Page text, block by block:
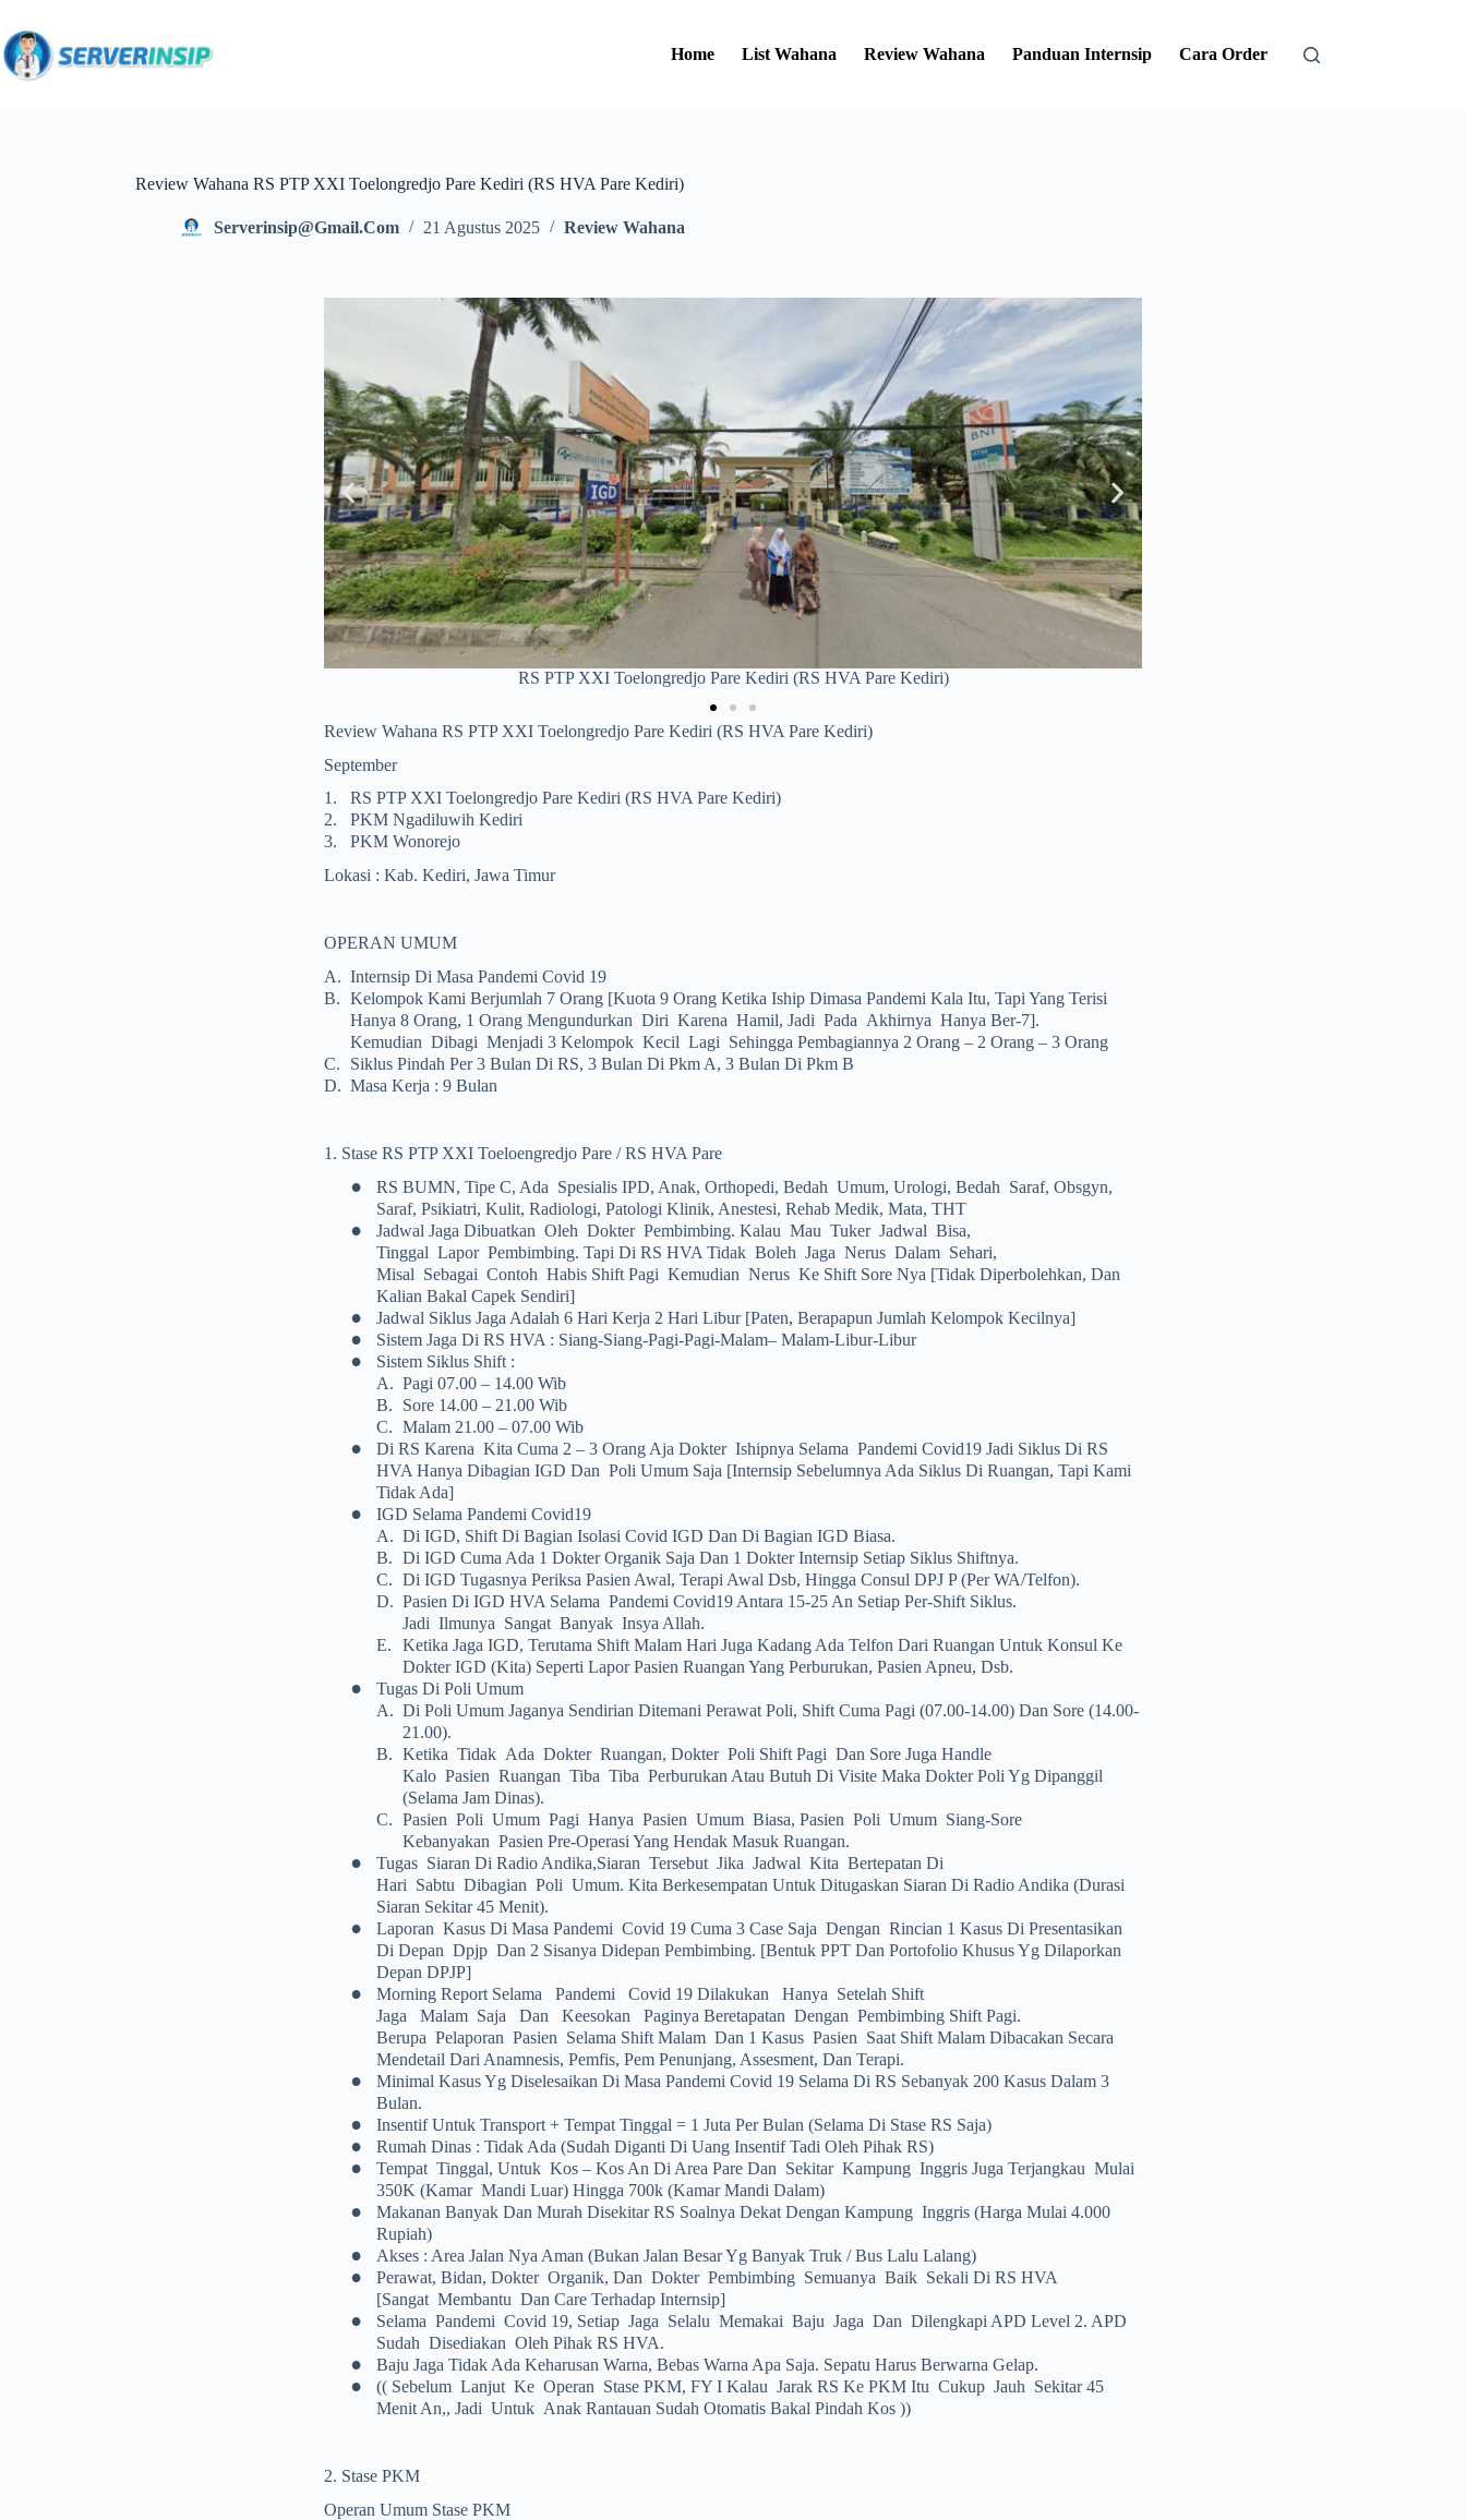
Home List Wahana Review Wahana Panduan Internsip Cara Order
Review Wahana RS PTP XXI Toelongredjo Pare Kediri (RS HVA Pare Kediri)
Serverinsip@gmail.com 21 Agustus 2025 Review Wahana
PKM Ngadiluwih Kediri
Review Wahana RS PTP XXI Toelongredjo Pare Kediri (RS HVA Pare Kediri)
September
1.
RS PTP XXI Toelongredjo Pare Kediri (RS HVA Pare Kediri)
2.
PKM Ngadiluwih Kediri
3.
PKM Wonorejo
Lokasi : Kab. Kediri, Jawa Timur
OPERAN UMUM
A. Internsip Di Masa Pandemi Covid 19
B. Kelompok Kami Berjumlah 7 Orang [kuota 9 Orang Ketika Iship Dimasa Pandemi Kala Itu, Tapi Yang Terisi
Hanya 8 Orang, 1 Orang Mengundurkan Diri Karena Hamil, Jadi Pada Akhirnya Hanya Ber-7].
Kemudian Dibagi Menjadi 3 Kelompok Kecil Lagi Sehingga Pembagiannya 2 Orang – 2 Orang – 3 Orang
C.
Siklus Pindah Per 3 Bulan Di RS, 3 Bulan Di Pkm A, 3 Bulan Di Pkm B
D. Masa Kerja : 9 Bulan
1. Stase RS PTP XXI Toeloengredjo Pare / RS HVA Pare
•
RS BUMN, Tipe C, Ada Spesialis IPD, Anak, Orthopedi, Bedah Umum, Urologi, Bedah Saraf, Obsgyn,
Saraf, Psikiatri, Kulit, Radiologi, Patologi Klinik, Anestesi, Rehab Medik, Mata, THT
•
Jadwal Jaga Dibuatkan Oleh Dokter Pembimbing. Kalau Mau Tuker Jadwal Bisa,
Tinggal Lapor Pembimbing. Tapi Di RS HVA Tidak Boleh Jaga Nerus Dalam Sehari,
Misal Sebagai Contoh Habis Shift Pagi Kemudian Nerus Ke Shift Sore Nya [tidak Diperbolehkan, Dan
Kalian Bakal Capek Sendiri]
• Jadwal Siklus Jaga Adalah 6 Hari Kerja 2 Hari Libur [Paten, Berapapun Jumlah Kelompok Kecilnya]
• Sistem Jaga Di RS HVA : Siang-Siang-Pagi-Pagi-Malam– Malam-Libur-Libur
•
Sistem Siklus Shift :
A. Pagi 07.00 – 14.00 Wib
B.
Sore 14.00 – 21.00 Wib
C. Malam 21.00 – 07.00 Wib
•
Di RS Karena Kita Cuma 2 – 3 Orang Aja Dokter Ishipnya Selama Pandemi Covid19 Jadi Siklus Di RS
HVA Hanya Dibagian IGD Dan Poli Umum Saja [Internsip Sebelumnya Ada Siklus Di Ruangan, Tapi Kami
Tidak Ada]
•
IGD Selama Pandemi Covid19
A. Di IGD, Shift Di Bagian Isolasi Covid IGD Dan Di Bagian IGD Biasa.
B. Di IGD Cuma Ada 1 Dokter Organik Saja Dan 1 Dokter Internsip Setiap Siklus Shiftnya.
C. Di IGD Tugasnya Periksa Pasien Awal, Terapi Awal Dsb, Hingga Consul DPJ P (per WA/telfon).
D. Pasien Di IGD HVA Selama Pandemi Covid19 Antara 15-25 An Setiap Per-Shift Siklus.
Jadi Ilmunya Sangat Banyak Insya Allah.
E.
Ketika Jaga IGD, Terutama Shift Malam Hari Juga Kadang Ada Telfon Dari Ruangan Untuk Konsul Ke
Dokter IGD (kita) Seperti Lapor Pasien Ruangan Yang Perburukan, Pasien Apneu, Dsb.
•
Tugas Di Poli Umum
A. Di Poli Umum Jaganya Sendirian Ditemani Perawat Poli, Shift Cuma Pagi (07.00-14.00) Dan Sore (14.00-
21.00).
B. Ketika Tidak Ada Dokter Ruangan, Dokter Poli Shift Pagi Dan Sore Juga Handle
Kalo Pasien Ruangan Tiba Tiba Perburukan Atau Butuh Di Visite Maka Dokter Poli Yg Dipanggil
(selama Jam Dinas).
C. Pasien Poli Umum Pagi Hanya Pasien Umum Biasa, Pasien Poli Umum Siang-Sore
Kebanyakan Pasien Pre-Operasi Yang Hendak Masuk Ruangan.
•
Tugas Siaran Di Radio Andika,Siaran Tersebut Jika Jadwal Kita Bertepatan Di
Hari Sabtu Dibagian Poli Umum. Kita Berkesempatan Untuk Ditugaskan Siaran Di Radio Andika (durasi
Siaran Sekitar 45 Menit).
•
Laporan Kasus Di Masa Pandemi Covid 19 Cuma 3 Case Saja Dengan Rincian 1 Kasus Di Presentasikan
Di Depan Dpjp Dan 2 Sisanya Didepan Pembimbing. [Bentuk PPT Dan Portofolio Khusus Yg Dilaporkan
Depan DPJP]
•
Morning Report Selama Pandemi Covid 19 Dilakukan Hanya Setelah Shift
Jaga Malam Saja Dan Keesokan Paginya Beretapatan Dengan Pembimbing Shift Pagi.
Berupa Pelaporan Pasien Selama Shift Malam Dan 1 Kasus Pasien Saat Shift Malam Dibacakan Secara
Mendetail Dari Anamnesis, Pemfis, Pem Penunjang, Assesment, Dan Terapi.
•
Minimal Kasus Yg Diselesaikan Di Masa Pandemi Covid 19 Selama Di RS Sebanyak 200 Kasus Dalam 3
Bulan.
• Insentif Untuk Transport + Tempat Tinggal = 1 Juta Per Bulan (selama Di Stase RS Saja)
• Rumah Dinas : Tidak Ada (sudah Diganti Di Uang Insentif Tadi Oleh Pihak RS)
•
Tempat Tinggal, Untuk Kos – Kos An Di Area Pare Dan Sekitar Kampung Inggris Juga Terjangkau Mulai
350K (kamar Mandi Luar) Hingga 700k (kamar Mandi Dalam)
•
Makanan Banyak Dan Murah Disekitar RS Soalnya Dekat Dengan Kampung Inggris (harga Mulai 4.000
Rupiah)
• Akses : Area Jalan Nya Aman (bukan Jalan Besar Yg Banyak Truk / Bus Lalu Lalang)
•
Perawat, Bidan, Dokter Organik, Dan Dokter Pembimbing Semuanya Baik Sekali Di RS HVA
[Sangat Membantu Dan Care Terhadap Internsip]
•
Selama Pandemi Covid 19, Setiap Jaga Selalu Memakai Baju Jaga Dan Dilengkapi APD Level 2. APD
Sudah Disediakan Oleh Pihak RS HVA.
• Baju Jaga Tidak Ada Keharusan Warna, Bebas Warna Apa Saja. Sepatu Harus Berwarna Gelap.
•
(( Sebelum Lanjut Ke Operan Stase PKM, FY I Kalau Jarak RS Ke PKM Itu Cukup Jauh Sekitar 45
Menit An,, Jadi Untuk Anak Rantauan Sudah Otomatis Bakal Pindah Kos ))
2. Stase PKM
Operan Umum Stase PKM